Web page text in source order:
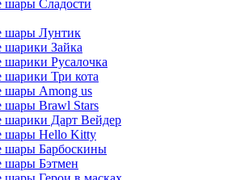
Сладости
шары Лунтик
Зайка
Русалочка
Три кота
шары Among us
Brawl Stars
Дарт Вейдер
шары Hello Kitty
шары Барбоскины
шары Бэтмен